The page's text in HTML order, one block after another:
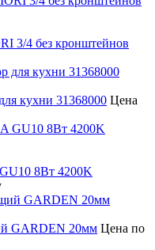
3/4 без кронштейнов
кухни 31368000 Цена
8Вт 4200K
GARDEN 20мм Цена по